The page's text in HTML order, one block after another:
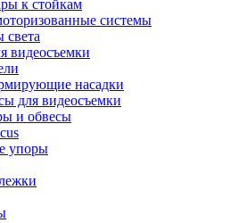
к стойкам
системы
видеосъемки
насадки
для видеосъемки
и обвесы
упоры